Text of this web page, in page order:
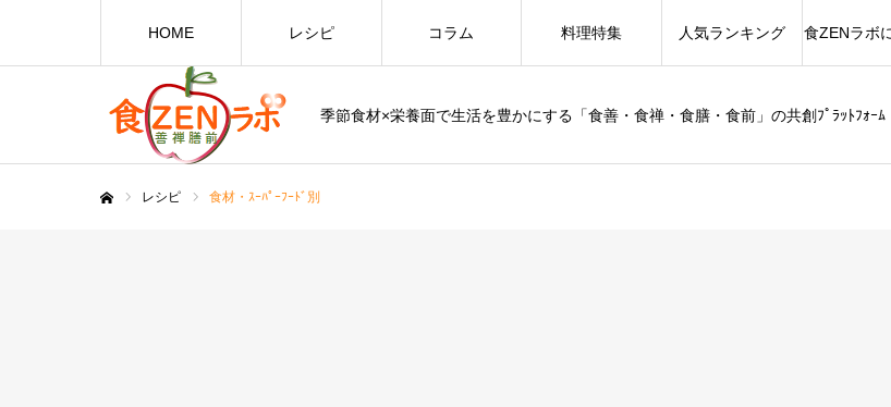
季節食材×栄養面で生活を豊かにする「食善・食禅・食膳・食前」の共創ﾌﾟﾗｯﾄﾌｫｰﾑ
HOME レシピ コラム 料理特集 人気ランキング 食ZENラボ
レシピ 食材・ｽｰﾊﾟｰﾌｰﾄﾞ別